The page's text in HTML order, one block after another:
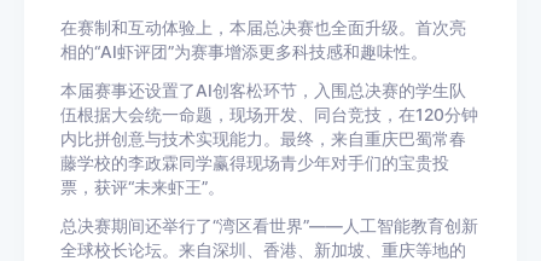
在赛制和互动体验上，本届总决赛也全面升级。首次亮
相的“AI虾评团”为赛事增添更多科技感和趣味性。
本届赛事还设置了AI创客松环节，入围总决赛的学生队
伍根据大会统一命题，现场开发、同台竞技，在120分钟
内比拼创意与技术实现能力。最终，来自重庆巴蜀常春
藤学校的李政霖同学赢得现场青少年对手们的宝贵投
票，获评“未来虾王”。
总决赛期间还举行了“湾区看世界”——人工智能教育创新
全球校长论坛。来自深圳、香港、新加坡、重庆等地的